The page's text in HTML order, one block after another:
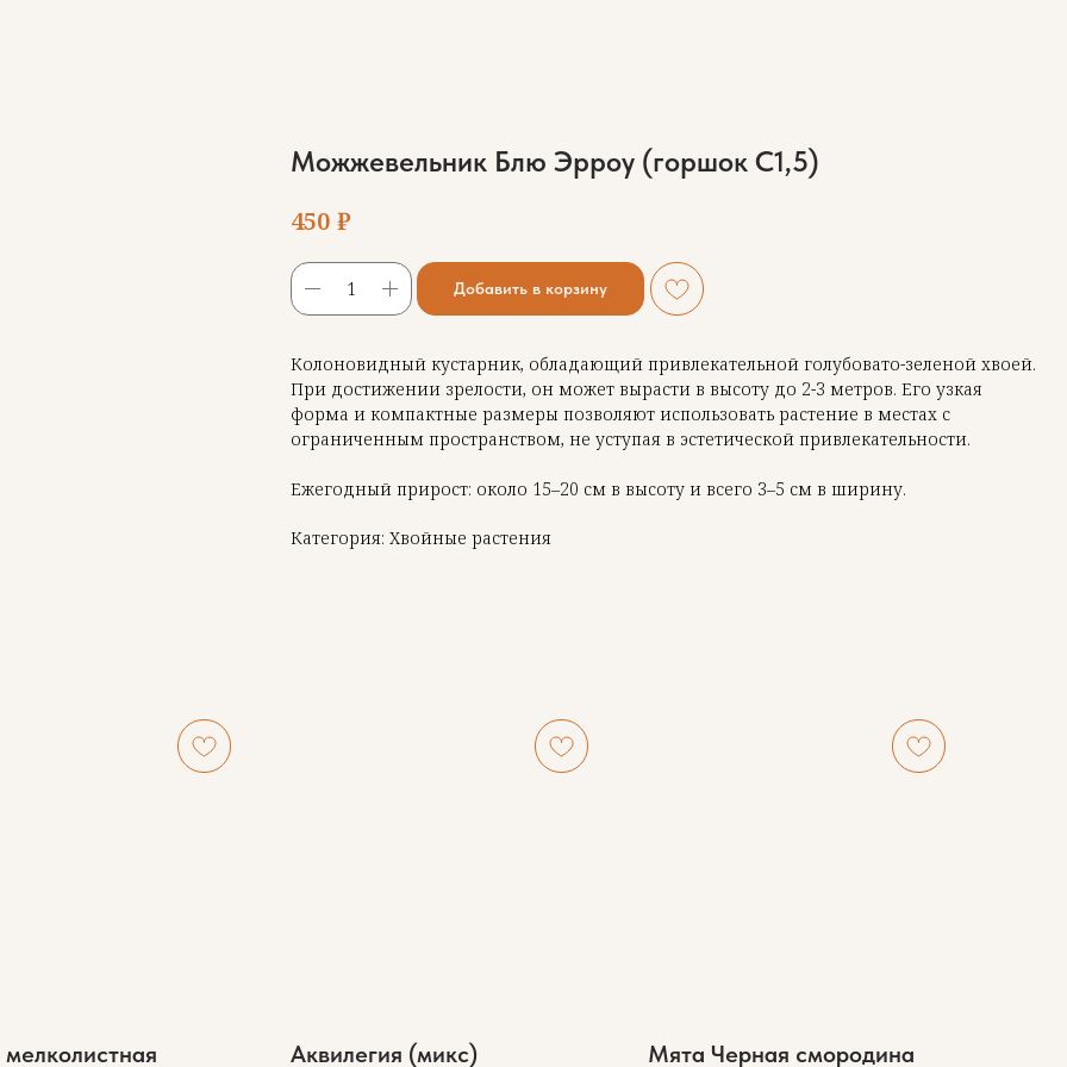
Можжевельник Блю Эрроу (горшок С1,5)
450 ₽
Добавить в корзину
Колоновидный кустарник, обладающий привлекательной голубовато-зеленой хвоей.
При достижении зрелости, он может вырасти в высоту до 2-3 метров. Его узкая
форма и компактные размеры позволяют использовать растение в местах с
ограниченным пространством, не уступая в эстетической привлекательности.
Ежегодный прирост: около 15–20 см в высоту и всего 3–5 см в ширину.
Категория: Хвойные растения
Аквилегия (микс) Мята Черная смородина